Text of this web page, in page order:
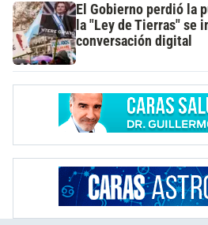
El Gobierno perdió la
la "Ley de Tierras" se
conversación digital